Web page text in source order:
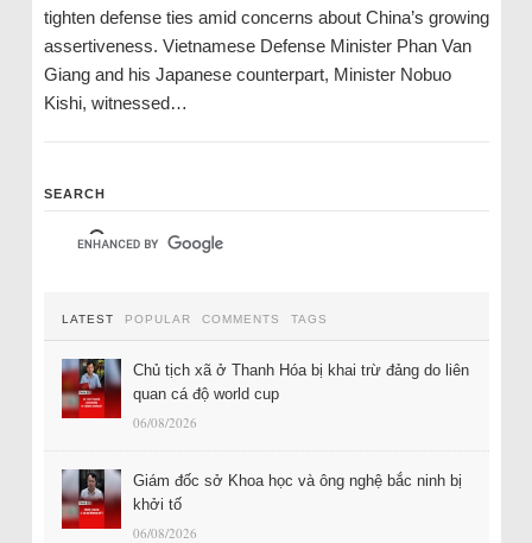
tighten defense ties amid concerns about China’s growing
assertiveness. Vietnamese Defense Minister Phan Van
Giang and his Japanese counterpart, Minister Nobuo
Kishi, witnessed…
SEARCH
LATEST POPULAR COMMENTS TAGS
Chủ tịch xã ở Thanh Hóa bị khai trừ đảng do liên
quan cá độ world cup
06/08/2026
Giám đốc sở Khoa học và ông nghệ bắc ninh bị
khởi tố
06/08/2026